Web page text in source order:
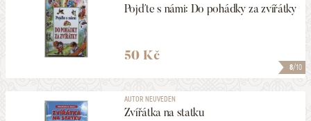
8/10
Pojďte s námi: Do pohádky za zvířátky
50 Kč
AUTOR NEUVEDEN
Zvířátka na statku